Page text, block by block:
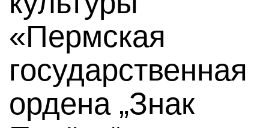
«Пермская
государственная
ордена „Знак